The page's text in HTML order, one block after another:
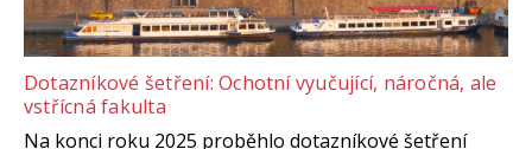
Dotazníkové šetření: Ochotní vyučující, náročná, ale
vstřícná fakulta
Na konci roku 2025 proběhlo dotazníkové šetření